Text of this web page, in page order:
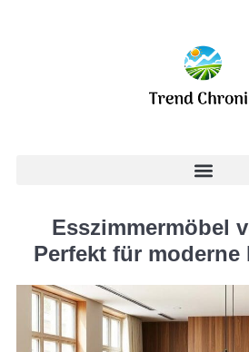
Esszimmermöbel
Perfekt für moderne